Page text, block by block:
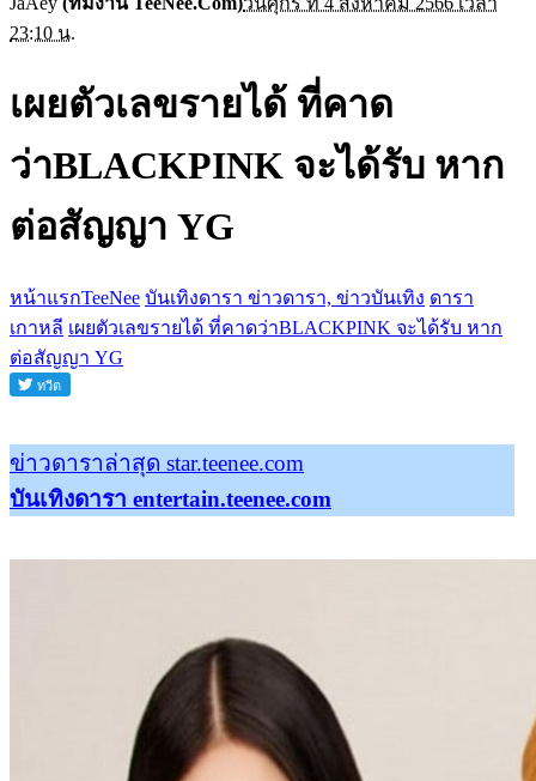
23:10 น.
เผยตัวเลขรายได้ ที่คาด
ว่าBLACKPINK จะได้รับ หาก
ต่อสัญญา YG
หน้าแรกTeeNee บันเทิงดารา ข่าวดารา, ข่าวบันเทิง ดารา
เกาหลี เผยตัวเลขรายได้ ที่คาดว่าBLACKPINK จะได้รับ หาก
ต่อสัญญา YG
ข่าวดาราล่าสุด star.teenee.com
บันเทิงดารา entertain.teenee.com